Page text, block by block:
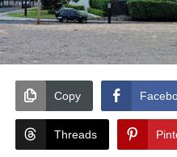
Copy
Threads